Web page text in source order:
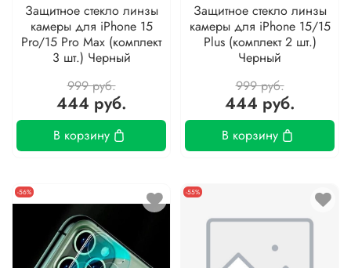
Защитное стекло линзы
камеры для iPhone 15
Pro/15 Pro Max (комплект
3 шт.) Черный
999 руб.
444 руб.
В корзину
Защитное стекло линзы
камеры для iPhone 15/15
Plus (комплект 2 шт.)
Черный
999 руб.
444 руб.
В корзину
-56% -55%